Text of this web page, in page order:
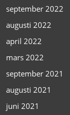
september 2022
augusti 2022
april 2022
mars 2022
september 2021
augusti 2021
juni 2021